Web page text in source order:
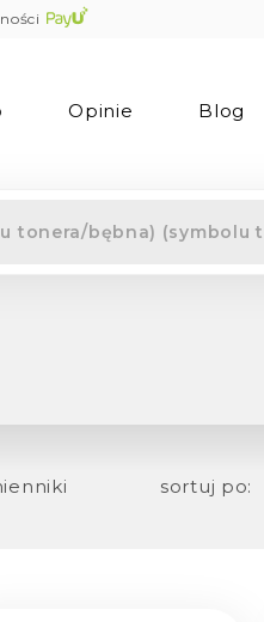
Opinie Blog
sortuj po: